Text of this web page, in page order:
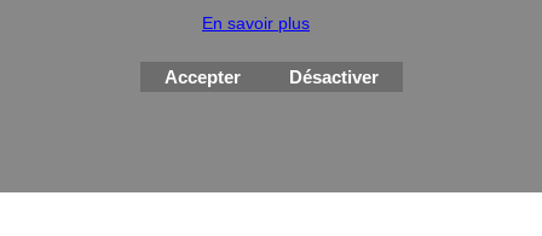
En savoir plus
Accepter Désactiver